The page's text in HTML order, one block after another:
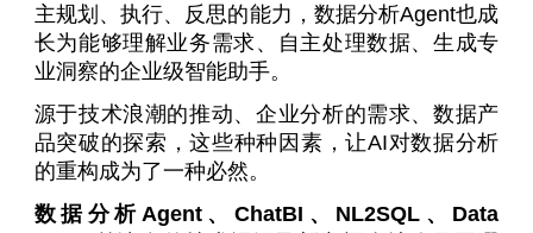
主规划、执行、反思的能力，数据分析Agent也成
长为能够理解业务需求、自主处理数据、生成专
业洞察的企业级智能助手。
源于技术浪潮的推动、企业分析的需求、数据产
品突破的探索，这些种种因素，让AI对数据分析
的重构成为了一种必然。
数据分析Agent、ChatBI、NL2SQL、Data